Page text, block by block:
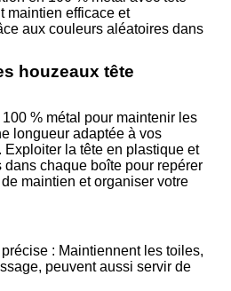
maintien efficace et
aux couleurs aléatoires dans
houzeaux tête
% métal pour maintenir les
longueur adaptée à vos
la tête en plastique et
dans chaque boîte pour repérer
maintien et organiser votre
: Maintiennent les toiles,
peuvent aussi servir de